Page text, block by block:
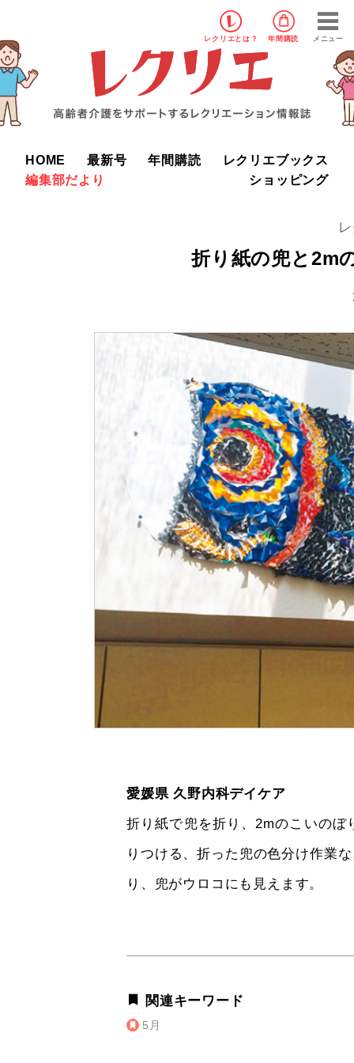
レクリエ とは？ 年間購読 メニュー
HOME 最新号 年間購読
レクリエブックス
編集部だより
ショッピング
折り紙の兜と2m
愛媛県 久野内科デイケア
折り紙で兜を折り、2mのこいの
りつける、折った兜の色分け作業
り、兜がウロコにも見えます。
関連キーワード
5月